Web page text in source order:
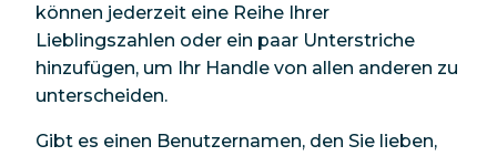
können jederzeit eine Reihe Ihrer
Lieblingszahlen oder ein paar Unterstriche
hinzufügen, um Ihr Handle von allen anderen zu
unterscheiden.
Gibt es einen Benutzernamen, den Sie lieben,